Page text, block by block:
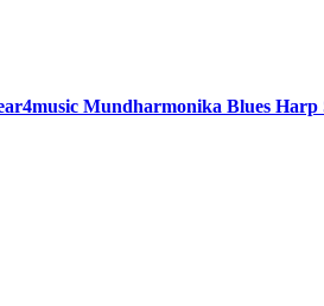
Mundharmonika Blues Harp